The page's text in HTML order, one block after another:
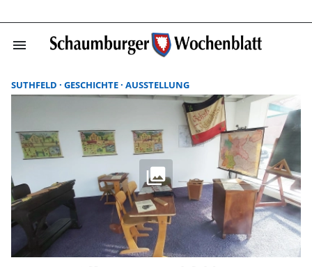
menu
SUTHFELD GESCHICHTE AUSSTELLUNG